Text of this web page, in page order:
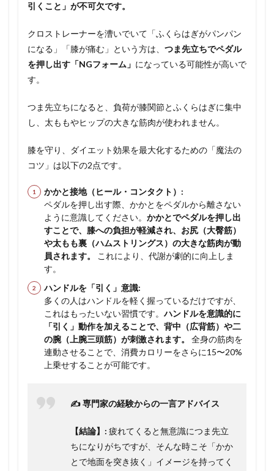
引くこと」が不可欠です。
クロストレーナーを漕いでいて「ふくらはぎがパンパン
になる」「膝が痛む」という方は、 つま先立ちでペダル
を押し出す「NGフォーム」 になっている可能性が高いで
す。
つま先立ちになると、負荷が膝関節とふくらはぎに集中
し、太ももやヒップの大きな筋肉が使われません。
膝を守り、ダイエット効果を最大化するための「魔法の
コツ」は以下の2点です。
かかと接地（ヒール・コンタクト）:
ペダルを押し出す際、かかとをペダルから離さない
ように意識してください。 かかとでペダルを押し出
すことで、膝への負担が軽減され、お尻（大臀筋）
や太もも裏（ハムストリングス）の大きな筋肉が動
員されます。
これにより、代謝が劇的に向上しま
す。
ハンドルを「引く」意識:
多くの人はハンドルを軽く握っているだけですが、
これはもったいない習慣です。ハンドルを意識的に
「引く」動作を加えることで、背中（広背筋）や二
の腕（上腕三頭筋）が刺激されます。
全身の筋肉を
連動させることで、消費カロリーをさらに15〜20%
上乗せすることが可能です。
✍️ 専門家の経験からの一言アドバイス
【結論】: 疲れてくると無意識につま先立
ちになりがちですが、そんな時こそ「かか
とで地面を突き抜く」イメージを持ってく